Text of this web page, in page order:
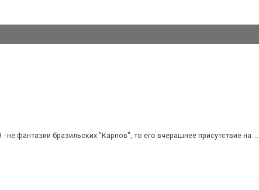
не фантазии бразильских "Карпов", то его вчерашнее присутствие на ...